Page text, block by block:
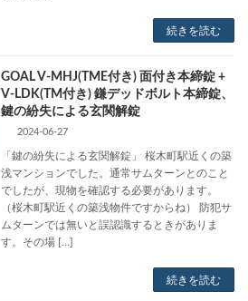
続きを読む
GOAL V-MHJ(TME付き) 面付き本締錠 +
V-LDK(TM付き) 鎌デッドボルト本締錠、
鍵の紛失による玄関解錠
2024-06-27
「鍵の紛失による玄関解錠」 桜木町駅近くの築
浅マンションでした。通常サムターンとのこと
でしたが、現物を確認する必要があります。
（桜木町駅近くの築浅物件ですからね） 防犯サ
ムターンでは無いと誤認識するときがありま
す。その場 […]
続きを読む